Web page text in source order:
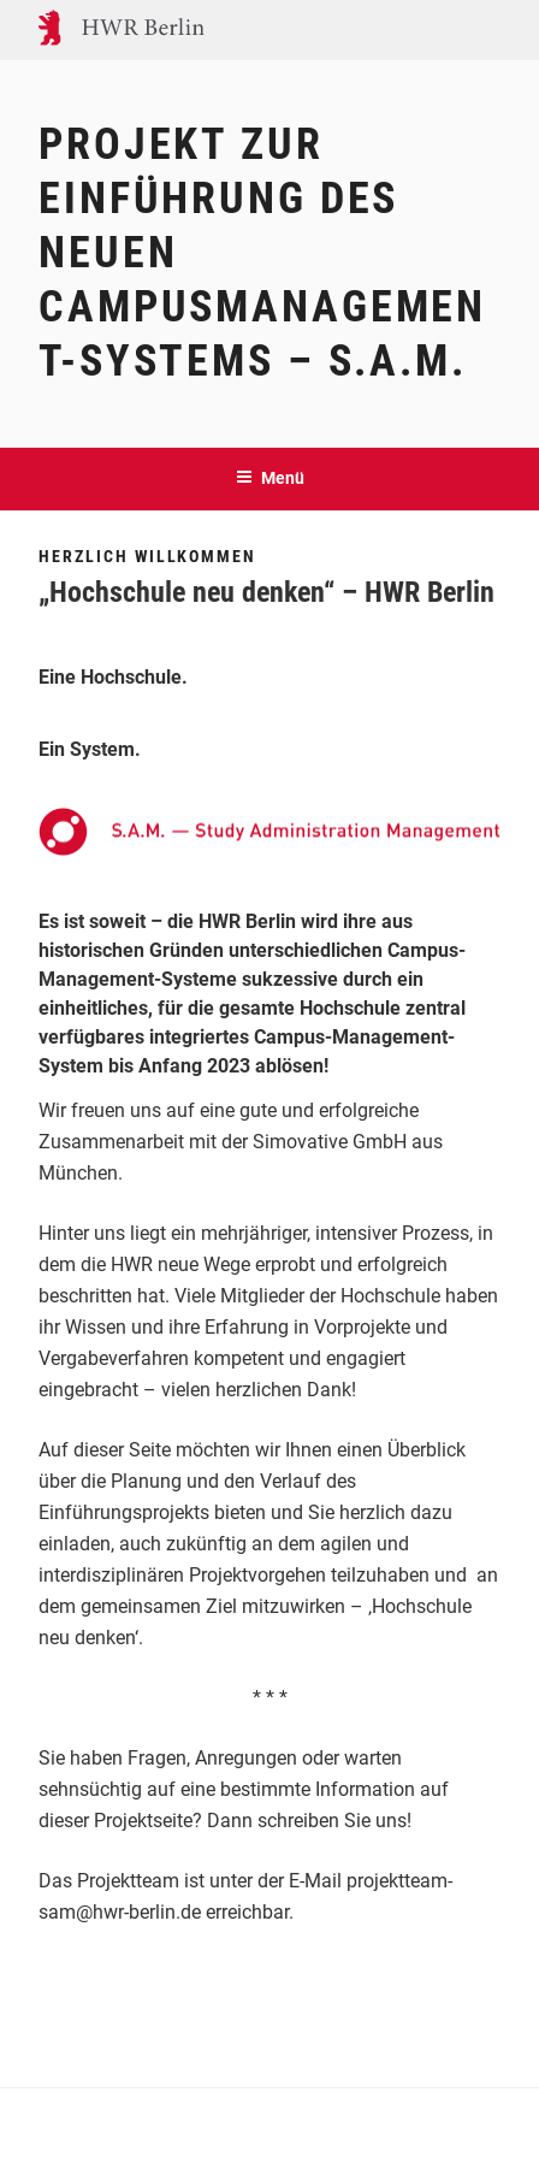
Inhalt
PROJEKT ZUR
EINFÜHRUNG DES
NEUEN
CAMPUSMANAGEMEN
T-SYSTEMS – S.A.M.
Menü
HERZLICH WILLKOMMEN
„Hochschule neu denken“ – HWR Berlin
Eine Hochschule.
Ein System.
Es ist soweit – die HWR Berlin wird ihre aus
historischen Gründen unterschiedlichen Campus-
Management-Systeme sukzessive durch ein
einheitliches, für die gesamte Hochschule zentral
verfügbares integriertes Campus-Management-
System bis Anfang 2023 ablösen!
Wir freuen uns auf eine gute und erfolgreiche
Zusammenarbeit mit der Simovative GmbH aus
München.
Hinter uns liegt ein mehrjähriger, intensiver Prozess, in
dem die HWR neue Wege erprobt und erfolgreich
beschritten hat. Viele Mitglieder der Hochschule haben
ihr Wissen und ihre Erfahrung in Vorprojekte und
Vergabeverfahren kompetent und engagiert
eingebracht – vielen herzlichen Dank!
Auf dieser Seite möchten wir Ihnen einen Überblick
über die Planung und den Verlauf des
Einführungsprojekts bieten und Sie herzlich dazu
einladen, auch zukünftig an dem agilen und
interdisziplinären Projektvorgehen teilzuhaben und an
dem gemeinsamen Ziel mitzuwirken – ‚Hochschule
neu denken‘.
* * *
Sie haben Fragen, Anregungen oder warten
sehnsüchtig auf eine bestimmte Information auf
dieser Projektseite? Dann schreiben Sie uns!
Das Projektteam ist unter der E-Mail projektteam-
sam@hwr-berlin.de erreichbar.